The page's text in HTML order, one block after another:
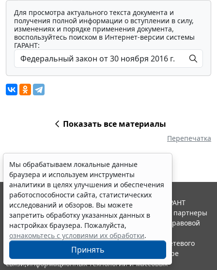
Для просмотра актуального текста документа и
получения полной информации о вступлении в силу,
изменениях и порядке применения документа,
воспользуйтесь поиском в Интернет-версии системы
ГАРАНТ:
Показать все материалы
Перепечатка
Мы обрабатываем локальные данные
браузера и используем инструменты
аналитики в целях улучшения и обеспечения
работоспособности сайта, статистических
исследований и обзоров. Вы можете
запретить обработку указанных данных в
настройках браузера. Пожалуйста,
ознакомьтесь с условиями их обработки.
Принять
© ООО "НПП "ГАРАНТ-СЕРВИС", 2026. Система ГАРАНТ
выпускается с 1990 года. Компания "Гарант" и ее партнеры
являются участниками Российской ассоциации правовой
информации ГАРАНТ.
Портал ГАРАНТ.РУ зарегистрирован в качестве сетевого
издания Федеральной службой по надзору в сфере
связи,информационных технологий и массовых